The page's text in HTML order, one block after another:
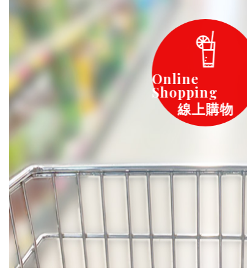
Online
Shopping
線上購物